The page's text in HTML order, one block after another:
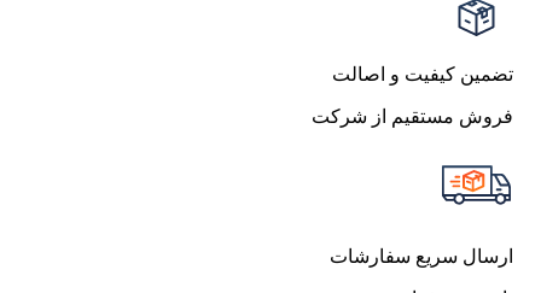
تضمین کیفیت و اصالت
فروش مستقیم از شرکت
ارسال سریع سفارشات